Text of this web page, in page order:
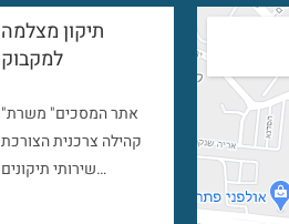
תיקון מצלמה
למקבוק
"אתר המסכים" משרת
קהילה צרכנית הצורכת
שירותי תיקונים…